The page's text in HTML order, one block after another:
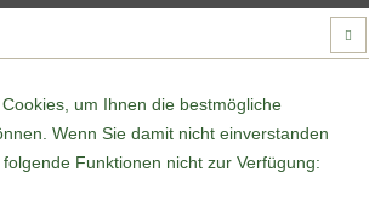
Dieser
6,60 € *
Inhalt:
0.075
zzgl.
In Kürze
um Ihnen die bestmögliche
Wenn Sie damit nicht einverstanden
Funktionen nicht zur Verfügung: